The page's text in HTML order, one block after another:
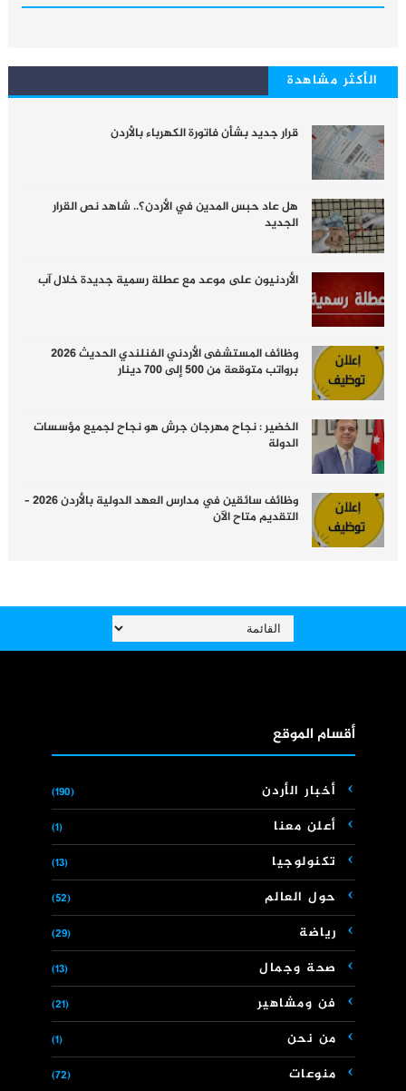
الأكثر مشاهدة
قرار جديد بشأن فاتورة الكهرباء بالأردن
هل عاد حبس المدين في الأردن؟.. شاهد نص القرار
الجديد
الأردنيون على موعد مع عطلة رسمية جديدة خلال آب
وظائف المستشفى الأردني الفنلندي الحديث 2026
برواتب متوقعة من 500 إلى 700 دينار
الخضير : نجاح مهرجان جرش هو نجاح لجميع مؤسسات
الدولة
وظائف سائقين في مدارس العهد الدولية بالأردن 2026 –
التقديم متاح الآن
أقسام الموقع
أخبار الأردن (190)
أعلن معنا (1)
تكنولوجيا (13)
حول العالم (52)
رياضة (29)
صحة وجمال (13)
فن ومشاهير (21)
من نحن (1)
منوعات (72)